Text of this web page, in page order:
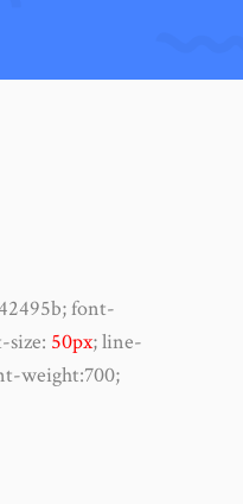
;font-
size: 50px;line-
weight:700;